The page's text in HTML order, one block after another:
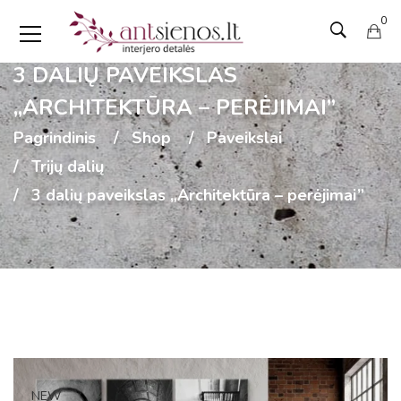
0
3 DALIŲ PAVEIKSLAS
„ARCHITEKTŪRA – PERĖJIMAI”
Pagrindinis Shop
Paveikslai
Trijų dalių
3 dalių paveikslas „Architektūra – perėjimai”
NEW